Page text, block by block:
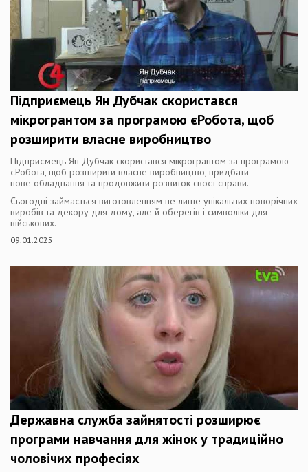
Підприємець Ян Дубчак скористався
мікрогрантом за програмою єРобота, щоб
розширити власне виробництво
Підприємець Ян Дубчак скористався мікрогрантом за програмою
єРобота, щоб розширити власне виробництво, придбати
нове обладнання та продовжити розвиток своєї справи.
Сьогодні займається виготовленням не лише унікальних новорічних
виробів та декору для дому, але й оберегів і символіки для
військових.
09.01.2025
Державна служба зайнятості розширює
програми навчання для жінок у традиційно
чоловічих професіях